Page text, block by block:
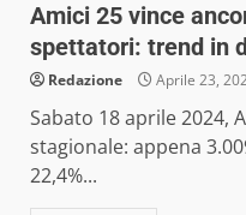
Amici 25 vince
spettatori: trend in
Redazione Aprile 23,
Sabato 18 aprile 2024,
stagionale: appena
22,4%...